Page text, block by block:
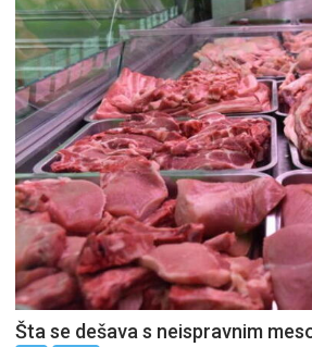
Šta se dešava s neispravnim